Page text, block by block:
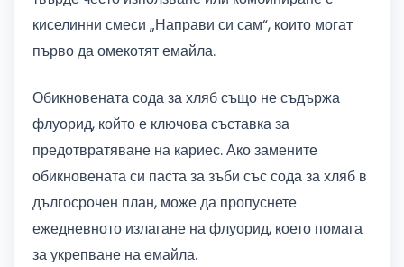
киселинни смеси „Направи си сам“, които могат
първо да омекотят емайла.
Обикновената сода за хляб също не съдържа
флуорид, който е ключова съставка за
предотвратяване на кариес. Ако замените
обикновената си паста за зъби със сода за хляб в
дългосрочен план, може да пропуснете
ежедневното излагане на флуорид, което помага
за укрепване на емайла.